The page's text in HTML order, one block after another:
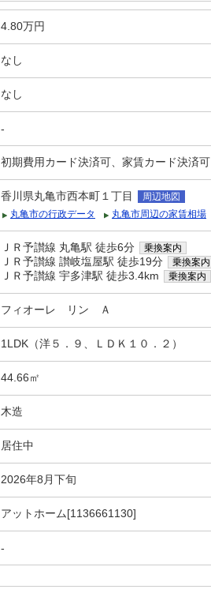
4.80万円
なし
なし
-
初期費用カード決済可、家賃カード決済可
香川県丸亀市西本町１丁目
周辺地図
丸亀市の行政データ
丸亀市周辺の家賃相場
ＪＲ予讃線 丸亀駅 徒歩6分 乗換案内
ＪＲ予讃線 讃岐塩屋駅 徒歩19分 乗換案内
ＪＲ予讃線 宇多津駅 徒歩3.4km 乗換案内
フィオーレ リン Ａ
1LDK（洋５．９、ＬＤＫ１０．２）
44.66㎡
木造
居住中
2026年8月下旬
アットホーム[1136661130]
-